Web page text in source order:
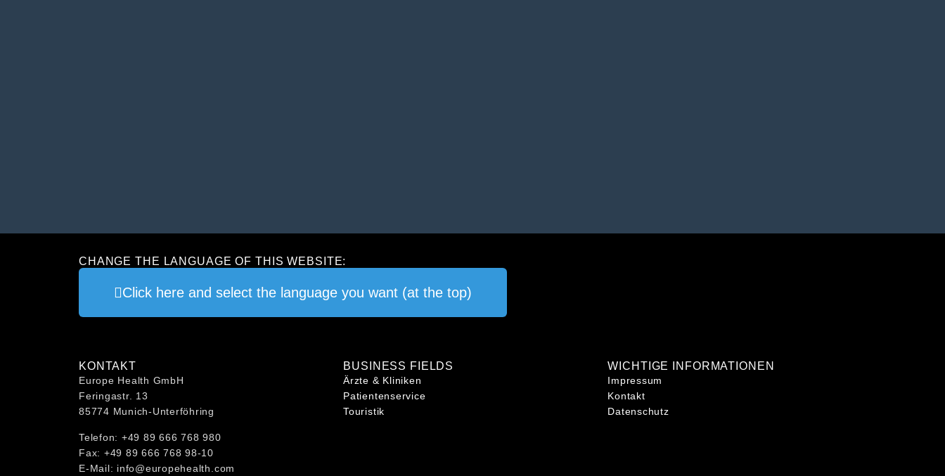
CHANGE THE LANGUAGE OF THIS WEBSITE:
Click here and select the language you want (at the top)
KONTAKT
Europe Health GmbH
Feringastr. 13
85774 Munich-Unterföhring
Telefon: +49 89 666 768 980
Fax: +49 89 666 768 98-10
E-Mail: info@europehealth.com
BUSINESS FIELDS
Ärzte & Kliniken
Patientenservice
Touristik
WICHTIGE INFORMATIONEN
Impressum
Kontakt
Datenschutz